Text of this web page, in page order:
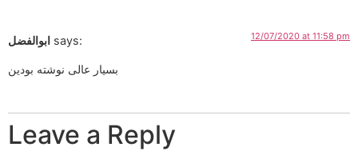
ابوالفضل says: 12/07/2020 at 11:58 pm
بسیار عالی نوشته بودین
Leave a Reply